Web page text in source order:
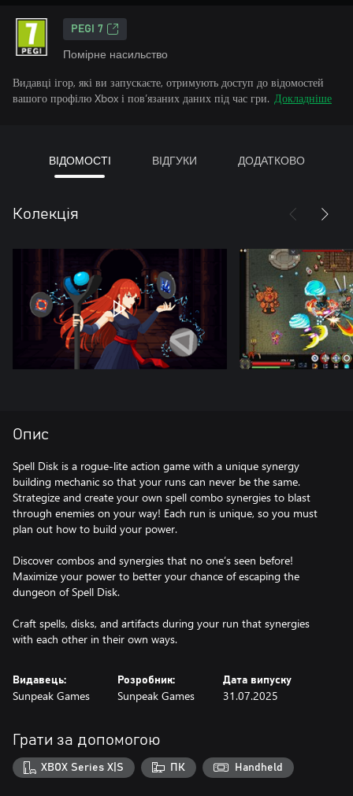
PEGI 7
Помірне насильство
Видавці ігор, які ви запускаєте, отримують доступ до відомостей
вашого профілю Xbox і пов’язаних даних під час гри. Докладніше
ВІДОМОСТІ ВІДГУКИ ДОДАТКОВО
Колекція
Опис
Spell Disk is a rogue-lite action game with a unique synergy
building mechanic so that your runs can never be the same.
Strategize and create your own spell combo synergies to blast
through enemies on your way! Each run is unique, so you must
plan out how to build your power.
Discover combos and synergies that no one’s seen before!
Maximize your power to better your chance of escaping the
dungeon of Spell Disk.
Craft spells, disks, and artifacts during your run that synergies
with each other in their own ways.
Видавець:
Sunpeak Games
Розробник:
Sunpeak Games
Дата випуску
31.07.2025
Грати за допомогою
XBOX Series X|S ПК Handheld